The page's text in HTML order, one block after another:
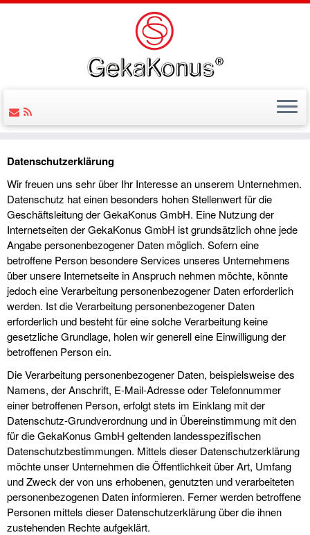
Datenschutzerklärung
Wir freuen uns sehr über Ihr Interesse an unserem Unternehmen.
Datenschutz hat einen besonders hohen Stellenwert für die
Geschäftsleitung der GekaKonus GmbH. Eine Nutzung der
Internetseiten der GekaKonus GmbH ist grundsätzlich ohne jede
Angabe personenbezogener Daten möglich. Sofern eine
betroffene Person besondere Services unseres Unternehmens
über unsere Internetseite in Anspruch nehmen möchte, könnte
jedoch eine Verarbeitung personenbezogener Daten erforderlich
werden. Ist die Verarbeitung personenbezogener Daten
erforderlich und besteht für eine solche Verarbeitung keine
gesetzliche Grundlage, holen wir generell eine Einwilligung der
betroffenen Person ein.
Die Verarbeitung personenbezogener Daten, beispielsweise des
Namens, der Anschrift, E-Mail-Adresse oder Telefonnummer
einer betroffenen Person, erfolgt stets im Einklang mit der
Datenschutz-Grundverordnung und in Übereinstimmung mit den
für die GekaKonus GmbH geltenden landesspezifischen
Datenschutzbestimmungen. Mittels dieser Datenschutzerklärung
möchte unser Unternehmen die Öffentlichkeit über Art, Umfang
und Zweck der von uns erhobenen, genutzten und verarbeiteten
personenbezogenen Daten informieren. Ferner werden betroffene
Personen mittels dieser Datenschutzerklärung über die ihnen
zustehenden Rechte aufgeklärt.